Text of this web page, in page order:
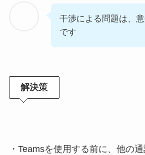
干渉による問題は、
です
解決策
・Teamsを使用する前に、他の